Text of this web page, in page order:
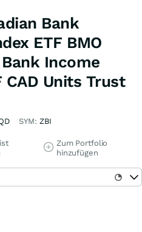
Bank
ETF BMO
Income
CAD Units Trust
SYM: ZBI
Zum Portfolio
hinzufügen